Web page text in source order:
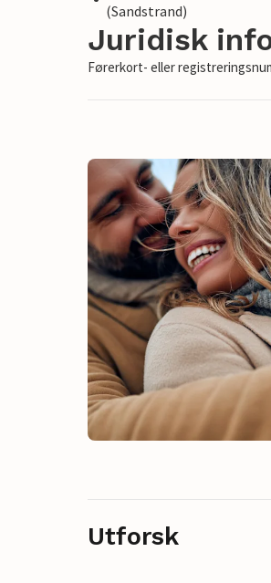
(Sandstrand)
Juridisk
Førerkort- eller
Utforsk